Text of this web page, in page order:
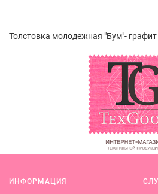
Толстовка молодежная "Бум"- графит
ИНФОРМАЦИЯ